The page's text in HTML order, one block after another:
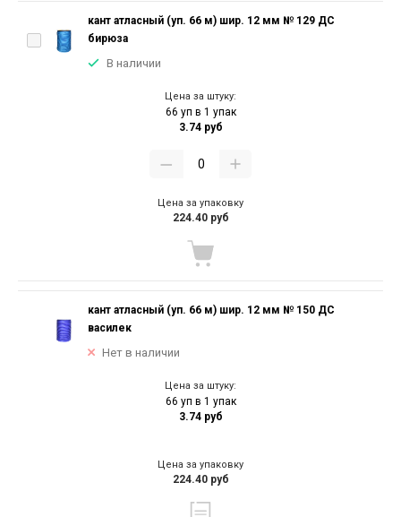
кант атласный (уп. 66 м) шир. 12 мм № 129 ДС
бирюза
В наличии
Цена за штуку:
66 уп в 1 упак
3.74 руб
Цена за упаковку
224.40 руб
кант атласный (уп. 66 м) шир. 12 мм № 150 ДС
василек
Нет в наличии
Цена за штуку:
66 уп в 1 упак
3.74 руб
Цена за упаковку
224.40 руб